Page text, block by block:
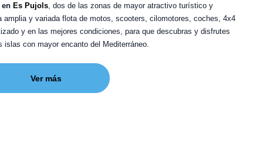
Es Pujols, dos de las zonas de mayor atractivo turístico y
amplia y variada flota de motos, scooters, cilomotores, coches, 4x4
y en las mejores condiciones, para que descubras y disfrutes
con mayor encanto del Mediterráneo.
Ver más